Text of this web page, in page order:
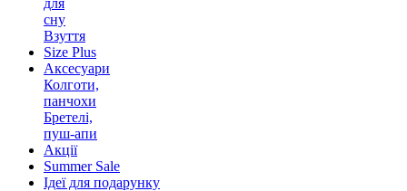
для
сну
Взуття
Size Plus
Аксесуари
Колготи,
панчохи
Бретелі,
пуш-апи
Акції
Summer Sale
Ідеї для подарунку